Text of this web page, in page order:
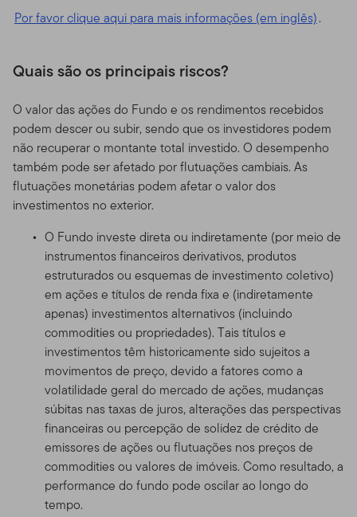
Por favor clique aqui para mais informações (em inglês).
Quais são os principais riscos?
O valor das ações do Fundo e os rendimentos recebidos
podem descer ou subir, sendo que os investidores podem
não recuperar o montante total investido. O desempenho
também pode ser afetado por flutuações cambiais. As
flutuações monetárias podem afetar o valor dos
investimentos no exterior.
O Fundo investe direta ou indiretamente (por meio de
instrumentos financeiros derivativos, produtos
estruturados ou esquemas de investimento coletivo)
em ações e títulos de renda fixa e (indiretamente
apenas) investimentos alternativos (incluindo
commodities ou propriedades). Tais títulos e
investimentos têm historicamente sido sujeitos a
movimentos de preço, devido a fatores como a
volatilidade geral do mercado de ações, mudanças
súbitas nas taxas de juros, alterações das perspectivas
financeiras ou percepção de solidez de crédito de
emissores de ações ou flutuações nos preços de
commodities ou valores de imóveis. Como resultado, a
performance do fundo pode oscilar ao longo do
tempo.